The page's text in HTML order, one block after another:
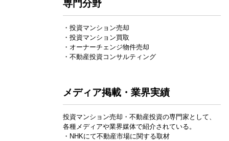
専門分野
・投資マンション売却
・投資マンション買取
・オーナーチェンジ物件売却
・不動産投資コンサルティング
メディア掲載・業界実績
投資マンション売却・不動産投資の専門家として、
各種メディアや業界媒体で紹介されている。
・NHKにて不動産市場に関する取材